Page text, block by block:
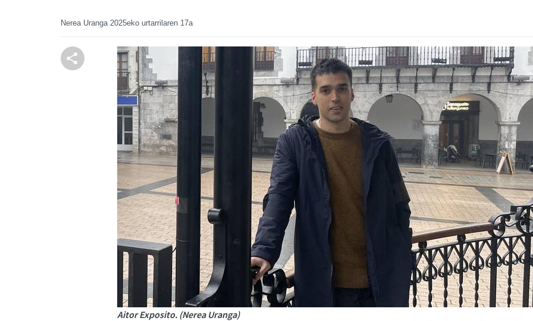
Nerea Uranga 2025eko urtarrilaren 17a
Aitor Exposito. (Nerea Uranga)